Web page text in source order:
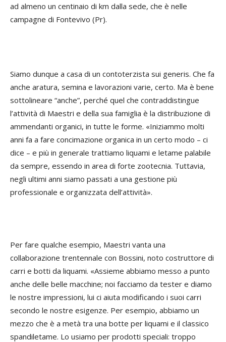
ad almeno un centinaio di km dalla sede, che è nelle
campagne di Fontevivo (Pr).
Siamo dunque a casa di un contoterzista sui generis. Che fa
anche aratura, semina e lavorazioni varie, certo. Ma è bene
sottolineare “anche”, perché quel che contraddistingue
l’attività di Maestri e della sua famiglia è la distribuzione di
ammendanti organici, in tutte le forme. «Iniziammo molti
anni fa a fare concimazione organica in un certo modo – ci
dice – e più in generale trattiamo liquami e letame palabile
da sempre, essendo in area di forte zootecnia. Tuttavia,
negli ultimi anni siamo passati a una gestione più
professionale e organizzata dell’attività».
Per fare qualche esempio, Maestri vanta una
collaborazione trentennale con Bossini, noto costruttore di
carri e botti da liquami. «Assieme abbiamo messo a punto
anche delle belle macchine; noi facciamo da tester e diamo
le nostre impressioni, lui ci aiuta modificando i suoi carri
secondo le nostre esigenze. Per esempio, abbiamo un
mezzo che è a metà tra una botte per liquami e il classico
spandiletame. Lo usiamo per prodotti speciali: troppo